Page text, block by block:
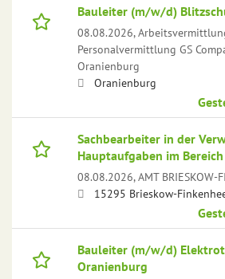
Bauleiter (m/w/d)
08.08.2026,
Personalvermittlung GS
Oranienburg
Oranienburg
Sachbearbeiter in der
Hauptaufgaben im
08.08.2026,AMT BRIESKOW-
15295 Brieskow-
Bauleiter (m/w/d)
Oranienburg